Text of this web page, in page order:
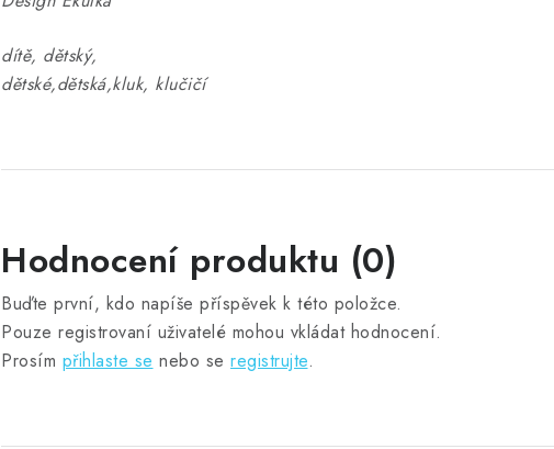
dítě, dětský,
dětské,dětská,kluk, klučičí
Hodnocení produktu (0)
Buďte první, kdo napíše příspěvek k této položce.
Pouze registrovaní uživatelé mohou vkládat hodnocení.
Prosím přihlaste se nebo se registrujte.